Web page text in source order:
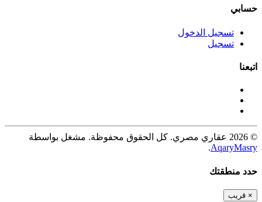
حسابي
تسجيل الدخول
تسجيل
اتبعنا
© 2026 عقاري مصري. كل الحقوق محفوظة. مشغل بواسطة
AqaryMasry
.
حدد منطقتك
× قريب